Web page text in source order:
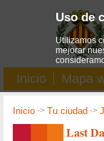
Inicio Mapa
Inicio ->Tu ciudad ->
Last
Uso de
Utilizamos
mejorar